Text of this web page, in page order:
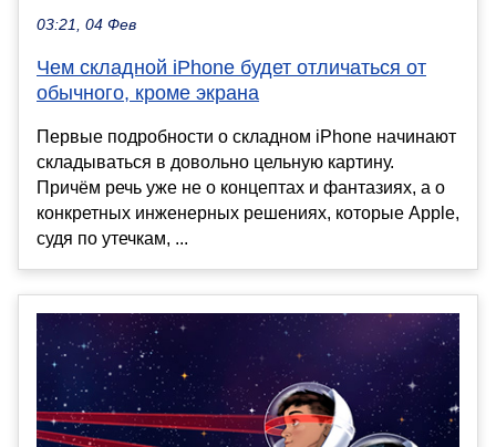
03:21, 04 Фев
Чем складной iPhone будет отличаться от
обычного, кроме экрана
Первые подробности о складном iPhone начинают
складываться в довольно цельную картину.
Причём речь уже не о концептах и фантазиях, а о
конкретных инженерных решениях, которые Apple,
судя по утечкам, ...